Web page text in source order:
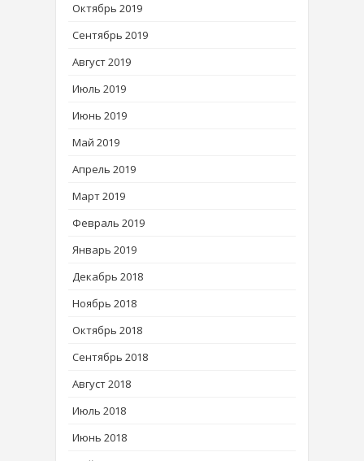
Октябрь 2019
Сентябрь 2019
Август 2019
Июль 2019
Июнь 2019
Май 2019
Апрель 2019
Март 2019
Февраль 2019
Январь 2019
Декабрь 2018
Ноябрь 2018
Октябрь 2018
Сентябрь 2018
Август 2018
Июль 2018
Июнь 2018